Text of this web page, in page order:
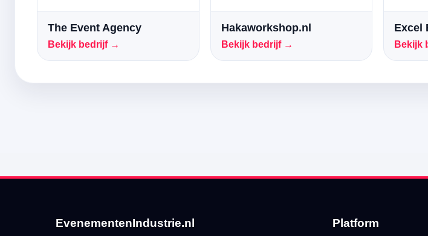
The Event Agency
Bekijk bedrijf →
Hakaworkshop.nl
Bekijk bedrijf →
Excel
Bekijk
EvenementenIndustrie.nl Platform